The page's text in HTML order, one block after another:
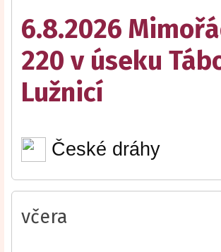
6.8.2026
220 v úseku
Lužnicí
České dráhy
včera